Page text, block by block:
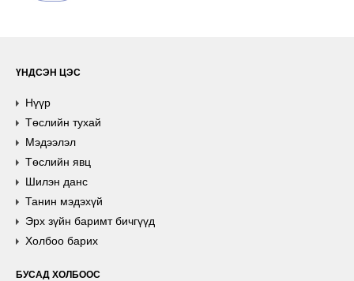
ҮНДСЭН ЦЭС
Нүүр
Төслийн тухай
Мэдээлэл
Төслийн явц
Шилэн данс
Танин мэдэхүй
Эрх зүйн баримт бичгүүд
Холбоо барих
БУСАД ХОЛБООС